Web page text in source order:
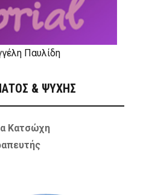
Παυλίδη
& ΨΥΧΗΣ
Κατσώχη